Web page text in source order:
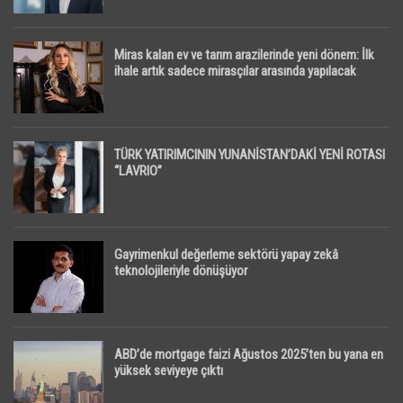
Miras kalan ev ve tarım arazilerinde yeni dönem: İlk
ihale artık sadece mirasçılar arasında yapılacak
TÜRK YATIRIMCININ YUNANİSTAN’DAKİ YENİ ROTASI
“LAVRIO”
Gayrimenkul değerleme sektörü yapay zekâ
teknolojileriyle dönüşüyor
ABD’de mortgage faizi Ağustos 2025’ten bu yana en
yüksek seviyeye çıktı